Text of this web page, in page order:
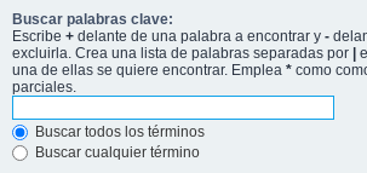
Buscar palabras clave:
Escribe + delante de una palabra a encontrar y -
excluirla. Crea una lista de palabras separadas por |
una de ellas se quiere encontrar. Emplea * como
parciales.
Buscar todos los términos
Buscar cualquier término